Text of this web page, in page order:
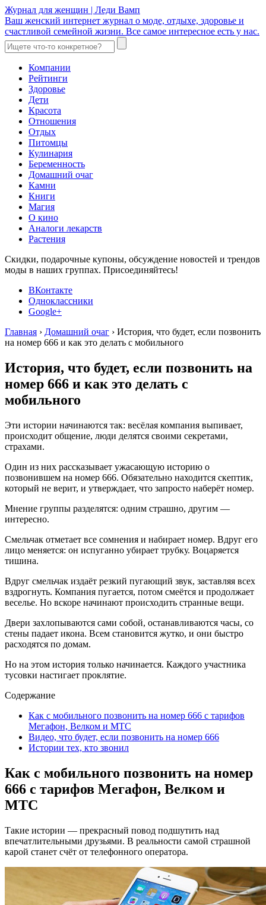
Журнал для женщин | Леди Вамп
Ваш женский интернет журнал о моде, отдыхе, здоровье и
счастливой семейной жизни. Все самое интересное есть у нас.
Компании
Рейтинги
Здоровье
Дети
Красота
Отношения
Отдых
Питомцы
Кулинария
Беременность
Домашний очаг
Камни
Книги
Магия
О кино
Аналоги лекарств
Растения
Скидки, подарочные купоны, обсуждение новостей и трендов
моды в наших группах. Присоединяйтесь!
ВКонтакте
Одноклассники
Google+
Главная › Домашний очаг › История, что будет, если позвонить
на номер 666 и как это делать с мобильного
История, что будет, если позвонить на
номер 666 и как это делать с
мобильного
Эти истории начинаются так: весёлая компания выпивает,
происходит общение, люди делятся своими секретами,
страхами.
Один из них рассказывает ужасающую историю о
позвонившем на номер 666. Обязательно находится скептик,
который не верит, и утверждает, что запросто наберёт номер.
Мнение группы разделятся: одним страшно, другим —
интересно.
Смельчак отметает все сомнения и набирает номер. Вдруг его
лицо меняется: он испуганно убирает трубку. Воцаряется
тишина.
Вдруг смельчак издаёт резкий пугающий звук, заставляя всех
вздрогнуть. Компания пугается, потом смеётся и продолжает
веселье. Но вскоре начинают происходить странные вещи.
Двери захлопываются сами собой, останавливаются часы, со
стены падает икона. Всем становится жутко, и они быстро
расходятся по домам.
Но на этом история только начинается. Каждого участника
тусовки настигает проклятие.
Содержание
Как с мобильного позвонить на номер 666 с тарифов
Мегафон, Велком и МТС
Видео, что будет, если позвонить на номер 666
Истории тех, кто звонил
Как с мобильного позвонить на номер
666 с тарифов Мегафон, Велком и
МТС
Такие истории — прекрасный повод подшутить над
впечатлительными друзьями. В реальности самой страшной
карой станет счёт от телефонного оператора.